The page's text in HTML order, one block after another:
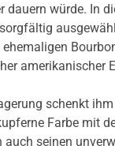
dauern würde. In
amerikanischer
schenkt
Farbe mit
auch seinen